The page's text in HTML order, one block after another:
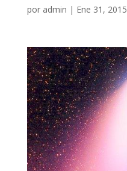
por admin | Ene 31, 2015